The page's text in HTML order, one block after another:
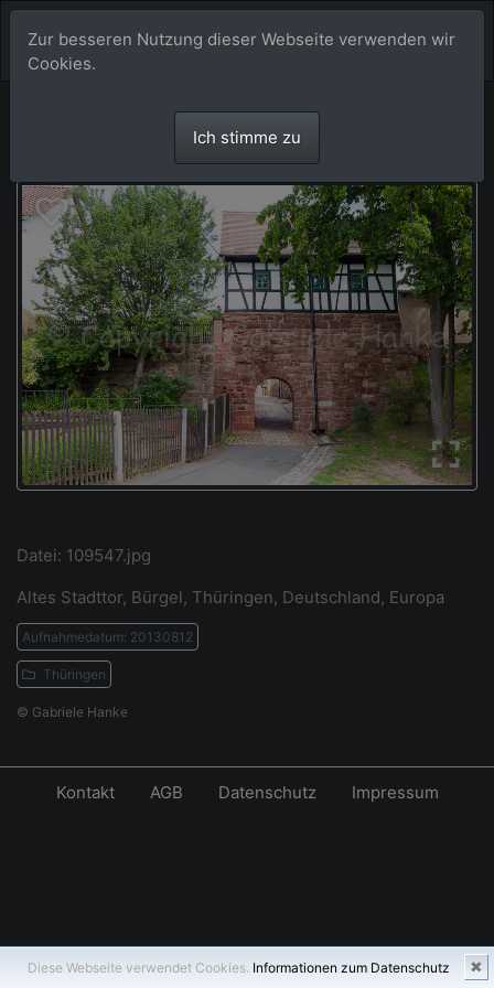
Diese Webseite verwendet Cookies. Informationen zum Datenschutz ✖
Datei: 109547.jpg
Altes Stadttor, Bürgel, Thüringen, Deutschland, Europa
Aufnahmedatum: 20130812
Thüringen
© Gabriele Hanke
Zur besseren Nutzung dieser Webseite verwenden wir
Cookies.
Ich stimme zu
Kontakt AGB Datenschutz Impressum